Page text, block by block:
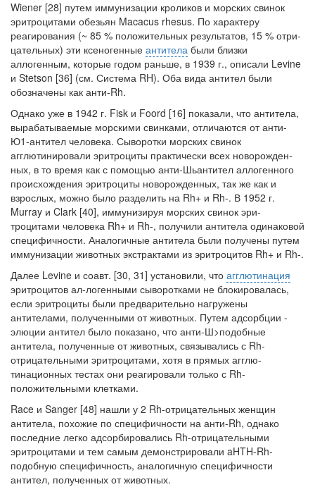
Wiener [28] путем иммунизации кроликов и морских свинок
эритроцитами обезьян Macacus rhe­sus. По характеру
реагирования (~ 85 % положительных результатов, 15 % отри­
цательных) эти ксеногенные антитела были близки
аллогенным, которые годом раньше, в 1939 г., описали Levine
и Stetson [36] (см. Система RH). Оба вида ан­тител были
обозначены как анти-Rh.
Однако уже в 1942 г. Fisk и Foord [16] показали, что антитела,
вырабатывае­мые морскими свинками, отличаются от анти-
Ю1-антител человека. Сыворотки морских свинок
агглютинировали эритроциты практически всех новорожден­
ных, в то время как с помощью анти-Шьантител аллогенного
происхождения эритроциты новорожденных, так же как и
взрослых, можно было разделить на Rh+ и Rh-. В 1952 г.
Murray и Clark [40], иммунизируя морских свинок эри­
троцитами человека Rh+ и Rh-, получили антитела одинаковой
специфично­сти. Аналогичные антитела были получены путем
иммунизации животных экс­трактами из эритроцитов Rh+ и Rh-.
Далее Levine и соавт. [30, 31] установили, что агглютинация
эритроцитов ал-логенными сыворотками не блокировалась,
если эритроциты были предваритель­но нагружены
антителами, полученными от животных. Путем адсорбции -
элю­ции антител было показано, что анти-Ш>подобные
антитела, полученные от жи­вотных, связывались с Rh-
отрицательными эритроцитами, хотя в прямых агглю-
тинационных тестах они реагировали только с Rh-
положительными клетками.
Race и Sanger [48] нашли у 2 Rh-отрицательных женщин
антитела, похо­жие по специфичности на анти-Rh, однако
последние легко адсорбировались Rh-отрицательными
эритроцитами и тем самым демонстрировали aHTH-Rh-
подобную специфичность, аналогичную специфичности
антител, полученных от животных.